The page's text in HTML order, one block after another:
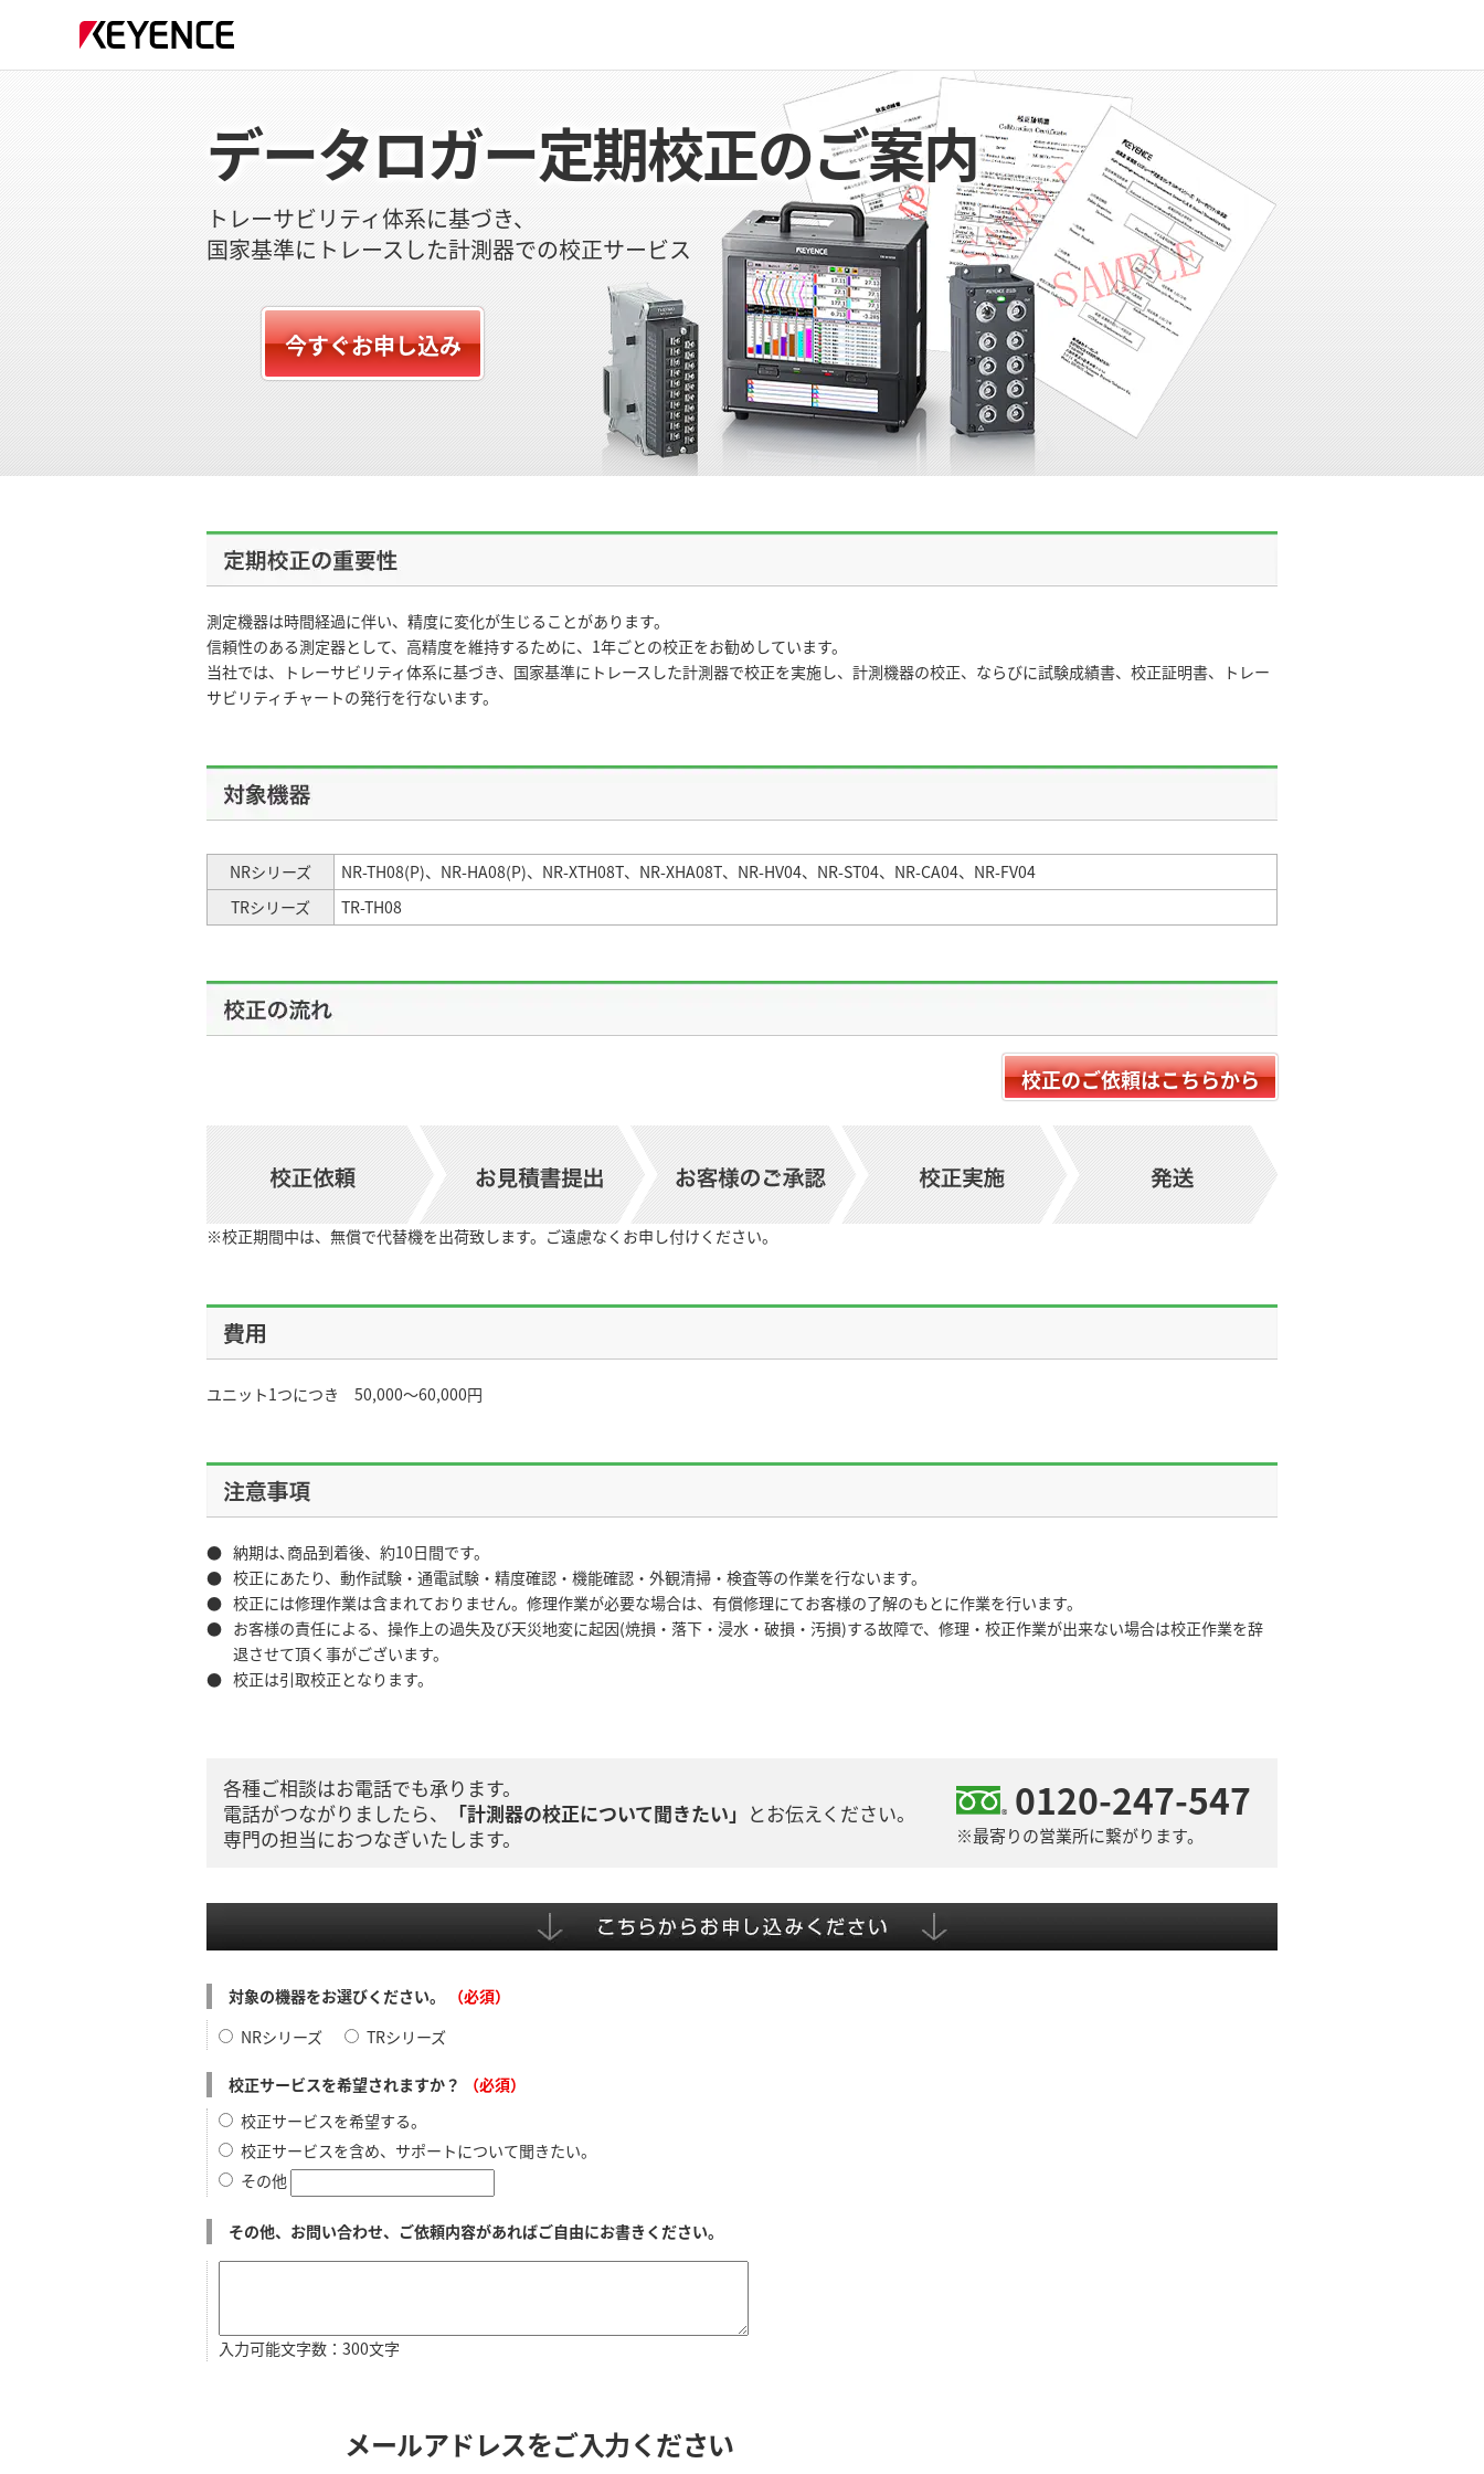
データロガー定期校正のご案内
トレーサビリティ体系に基づき、
国家基準にトレースした計測器での校正サービス
今すぐお申し込み
測定機器は時間経過に伴い、精度に変化が生じることがあります。
信頼性のある測定器として、高精度を維持するために、1年ごとの校正をお勧めしています。
当社では、トレーサビリティ体系に基づき、国家基準にトレースした計測器で校正を実施し、計測機器の校正、ならびに試験成績書、校正証明書、トレー
サビリティチャートの発行を行ないます。
NRシリーズ
NR-TH08(P)、NR-HA08(P)、NR-XTH08T、NR-XHA08T、NR-HV04、NR-ST04、NR-CA04、NR-FV04
TRシリーズ
TR-TH08
校正のご依頼はこちらから
※校正期間中は、無償で代替機を出荷致します。ご遠慮なくお申し付けください。
ユニット1つにつき 50,000～60,000円
● 納期は､商品到着後、約10日間です。
● 校正にあたり、動作試験・通電試験・精度確認・機能確認・外観清掃・検査等の作業を行ないます。
● 校正には修理作業は含まれておりません。修理作業が必要な場合は、有償修理にてお客様の了解のもとに作業を行います。
● お客様の責任による、操作上の過失及び天災地変に起因(焼損・落下・浸水・破損・汚損)する故障で、修理・校正作業が出来ない場合は校正作業を辞
退させて頂く事がございます。
● 校正は引取校正となります。
各種ご相談はお電話でも承ります。
電話がつながりましたら、
「計測器の校正について聞きたい」 とお伝えください。
専門の担当におつなぎいたします。
0120-247-547
※最寄りの営業所に繋がります。
対象の機器をお選びください。
（必須）
NRシリーズ
TRシリーズ
校正サービスを希望されますか？
（必須）
校正サービスを希望する。
校正サービスを含め、サポートについて聞きたい。
その他
その他、お問い合わせ、ご依頼内容があればご自由にお書きください。
入力可能文字数：300文字
メールアドレスをご入力ください